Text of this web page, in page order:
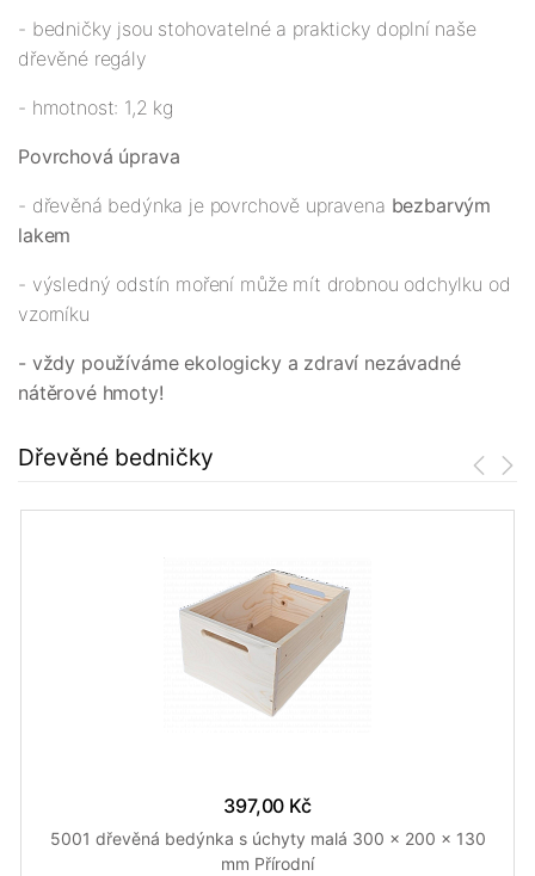
- bedničky jsou stohovatelné a prakticky doplní naše
dřevěné regály
- hmotnost: 1,2 kg
Povrchová úprava
- dřevěná bedýnka je povrchově upravena bezbarvým
lakem
- výsledný odstín moření může mít drobnou odchylku od
vzorníku
- vždy používáme ekologicky a zdraví nezávadné
nátěrové hmoty!
Dřevěné bedničky
397,00 Kč
5001 dřevěná bedýnka s úchyty malá 300 x 200 x 130
mm Přírodní